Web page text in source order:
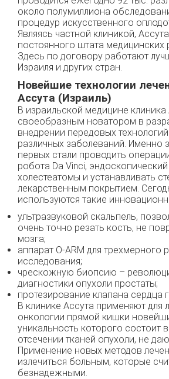
около полумиллиона
процедур искусственного
Являясь частной клиникой,
постоянного штата медицинских
Здесь по договору работают
Израиля и других стран.
Новейшие технологии
Ассута (Израиль)
В израильской медицине клиника
своеобразным новатором в
внедрении передовых
различных заболеваний. Именно
первых стали проводить
робота Da Vinci,
холестеатомы и устанавливать
лекарственным покрытием.
используются такие
ультразвуковой скальпель,
очень точно резать кость, не
мозга;
аппарат O-ARM для трехмерного
исследования;
чрескожную биопсию –
диагностики опухоли простаты;
протезирование клапана сердца
В клинике Ассута применяют для
онкологии прямой кишки
уникальность которого состоит
отсечении тканей опухоли, не
Применение новых методов
излечиться больным, которые
безнадежными.